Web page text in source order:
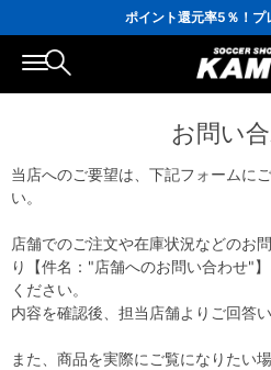
ポイント還元率5％！プ
会員の方にはお誕生月に「10％
16,000円(税込)以上でシュー
3,300円(税込)以上
お問い
当店へのご要望は、下記フォームに
い。
店舗でのご注文や在庫状況などのお
り【件名："店舗へのお問い合わせ"
ください。
内容を確認後、担当店舗よりご回答い
また、商品を実際にご覧になりたい